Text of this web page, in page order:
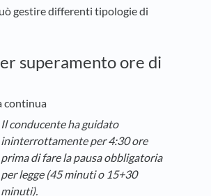
gestire differenti tipologie di
superamento ore di
continua
Il conducente ha guidato
ininterrottamente per 4:30 ore
prima di fare la pausa obbligatoria
per legge (45 minuti o 15+30
minuti).